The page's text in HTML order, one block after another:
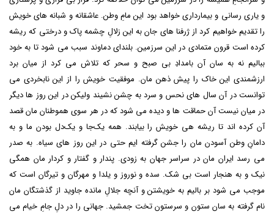
و یاری رسانی و بیمارداری خواهد بود این مامِ وطن. عاشقانه و شبانه های خویش
را تقدیم خواهیم کرد از ژرفنا های جان به این زلالِ چشمه پاک و درختی که ریشه
کرده است قرون متمادی در این سرزمین. بلندای دماوند سبب می شود تا به خود
ببالیم نه به سان آن بامدادِ بی صبح و سحر که تلاش می کرد از میان برد
ارزشمندی این خاک را پیش ذهن مان. موفقیت خویش را از این نابخردی می
توانست در آن سال های نحس و سرد به چشن نشیند ولیکن در این روز ها دیگر
در میان نیست آن حماقت ها و دیده می شود که در هر سوی هموطنان مان قصد
آن کرده اند تا ریشه هی خویش را بیابند. همه یک‌جا و یک‌دل بودن ما و به
دامانِ وطن آسودن مان را جشن گرفته ایم حتی در این روز های سیاه. به صدر
می رسد ایران مان در سراسر جهان به زودی. پندار و گفتار و کردار مان همگی
نیک و به هنجار است بی شک. سده و نوروز و یلدا و مهرگان و تیرگان است که
موجب می شود بر بالیم به خویشتن و آنچه جلالِ مانده جاوید از گذشتگان مان
نام گرفته به سان ستون و سرستون تخت جمشید. جهانی را در دلِ جامِ خیام می